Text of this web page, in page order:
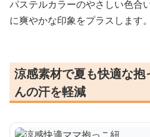
パステルカラーのやさしい色合
に爽やかな印象をプラスします。
涼感素材で夏も快適な
んの汗を軽減